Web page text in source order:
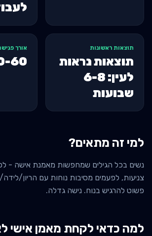
תוצאות ראשונות
תוצאות נראות
לעין: 6-8
שבועות
אורך
60
למי זה מתאים?
נשים בכל הגילים שמחפשות מאמנת אישה -
צניעות, לפעמים מסיבות נוחות עם הריון/
פשוט להרגיש בנוח. נישה גדלה.
למה כדאי לקחת מאמן אישי ל